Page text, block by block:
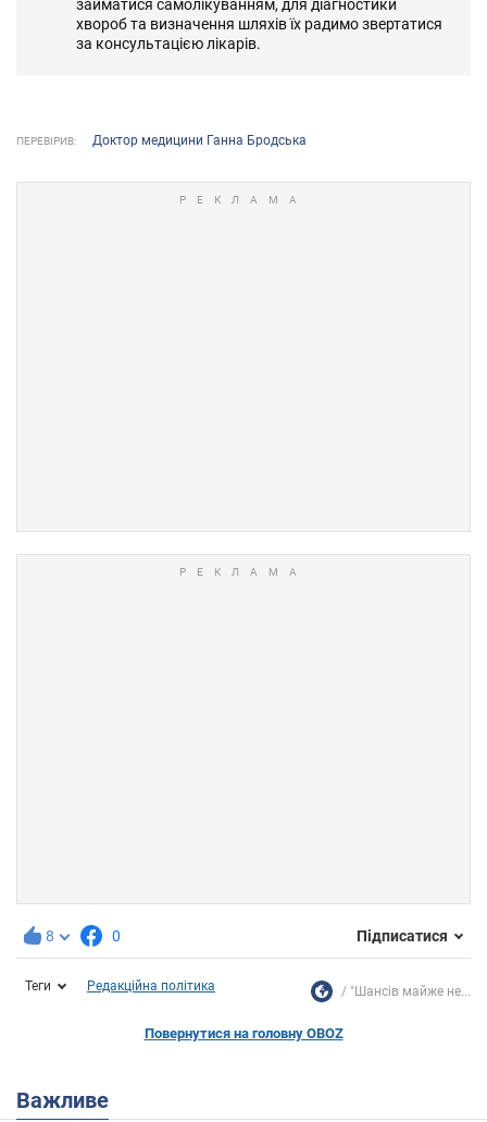
займатися самолікуванням, для діагностики
хвороб та визначення шляхів їх радимо звертатися
за консультацією лікарів.
ПЕРЕВІРИВ: Доктор медицини Ганна Бродська
8 0 Підписатися
Теги Редакційна політика "Шансів майже не...
Повернутися на головну OBOZ
Важливе